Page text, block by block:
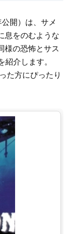
開）は、サメ
息をのむような
様の恐怖とサス
介します。
た方にぴったり